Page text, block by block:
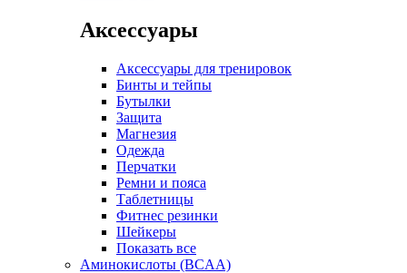
Аксессуары
Аксессуары для тренировок
Бинты и тейпы
Бутылки
Защита
Магнезия
Одежда
Перчатки
Ремни и пояса
Таблетницы
Фитнес резинки
Шейкеры
Показать все
Аминокислоты (BCAA)